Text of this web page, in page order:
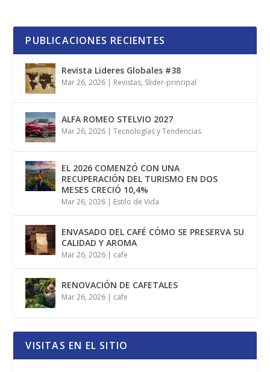
PUBLICACIONES RECIENTES
Revista Lideres Globales #38
Mar 26, 2026 | Revistas, Slider-principal
ALFA ROMEO STELVIO 2027
Mar 26, 2026 |Tecnologías y Tendencias
EL 2026 COMENZÓ CON UNA
RECUPERACIÓN DEL TURISMO EN DOS
MESES CRECIÓ 10,4%
Mar 26, 2026 | Estilo de Vida
ENVASADO DEL CAFÉ CÓMO SE PRESERVA SU
CALIDAD Y AROMA
Mar 26, 2026 | cafe
RENOVACIÓN DE CAFETALES
Mar 26, 2026 | cafe
VISITAS EN EL SITIO